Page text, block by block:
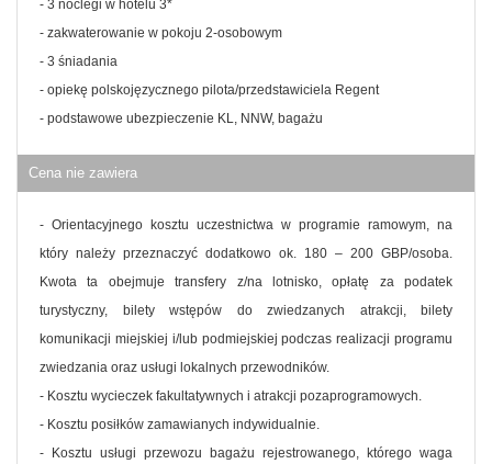
- 3 noclegi w hotelu 3*
- zakwaterowanie w pokoju 2-osobowym
- 3 śniadania
- opiekę polskojęzycznego pilota/przedstawiciela Regent
- podstawowe ubezpieczenie KL, NNW, bagażu
Cena nie zawiera
- Orientacyjnego kosztu uczestnictwa w programie ramowym, na
który należy przeznaczyć dodatkowo ok. 180 – 200 GBP/osoba.
Kwota ta obejmuje transfery z/na lotnisko, opłatę za podatek
turystyczny, bilety wstępów do zwiedzanych atrakcji, bilety
komunikacji miejskiej i/lub podmiejskiej podczas realizacji programu
zwiedzania oraz usługi lokalnych przewodników.
- Kosztu wycieczek fakultatywnych i atrakcji pozaprogramowych.
- Kosztu posiłków zamawianych indywidualnie.
- Kosztu usługi przewozu bagażu rejestrowanego, którego waga